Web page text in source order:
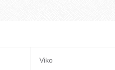
Viko